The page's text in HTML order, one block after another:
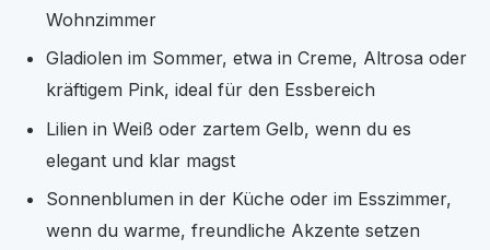
Wohnzimmer
Gladiolen im Sommer, etwa in Creme, Altrosa oder
kräftigem Pink, ideal für den Essbereich
Lilien in Weiß oder zartem Gelb, wenn du es
elegant und klar magst
Sonnenblumen in der Küche oder im Esszimmer,
wenn du warme, freundliche Akzente setzen